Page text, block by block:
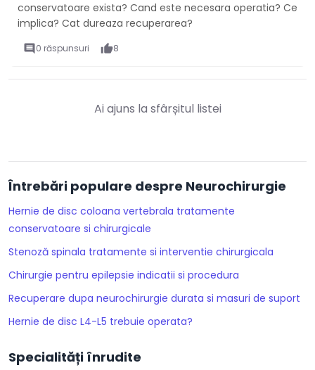
conservatoare exista? Cand este necesara operatia? Ce
implica? Cat dureaza recuperarea?
comment 0 răspunsuri thumb_up8
Ai ajuns la sfârșitul listei
Întrebări populare despre Neurochirurgie
Hernie de disc coloana vertebrala tratamente
conservatoare si chirurgicale
Stenoză spinala tratamente si interventie chirurgicala
Chirurgie pentru epilepsie indicatii si procedura
Recuperare dupa neurochirurgie durata si masuri de suport
Hernie de disc L4-L5 trebuie operata?
Specialități înrudite